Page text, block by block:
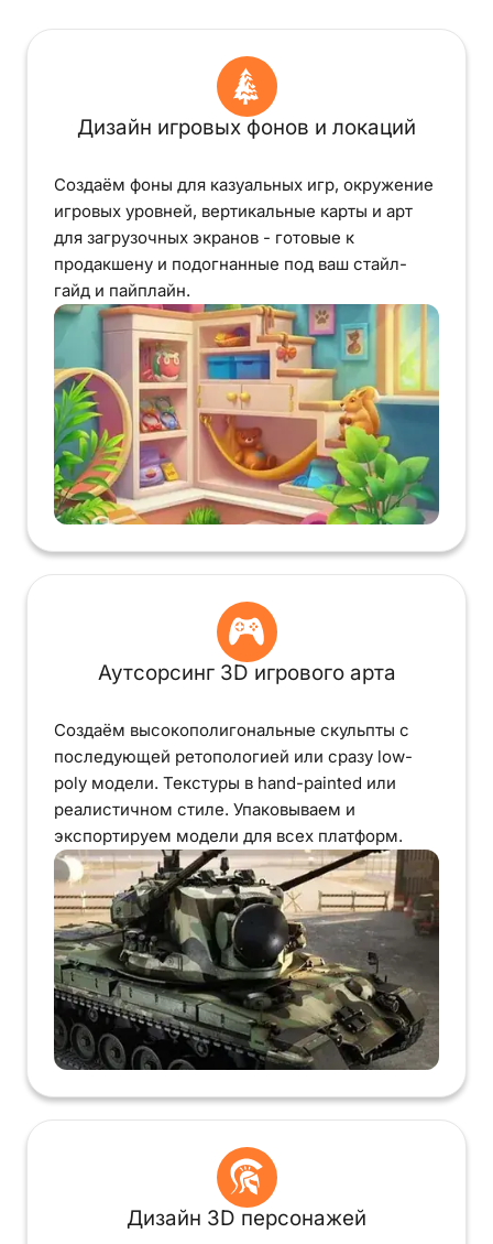
Дизайн игровых фонов и локаций
Создаём фоны для казуальных игр, окружение
игровых уровней, вертикальные карты и арт
для загрузочных экранов - готовые к
продакшену и подогнанные под ваш стайл-
гайд и пайплайн.
Аутсорсинг 3D игрового арта
Создаём высокополигональные скульпты с
последующей ретопологией или сразу low-
poly модели. Текстуры в hand-painted или
реалистичном стиле. Упаковываем и
экспортируем модели для всех платформ.
Дизайн 3D персонажей